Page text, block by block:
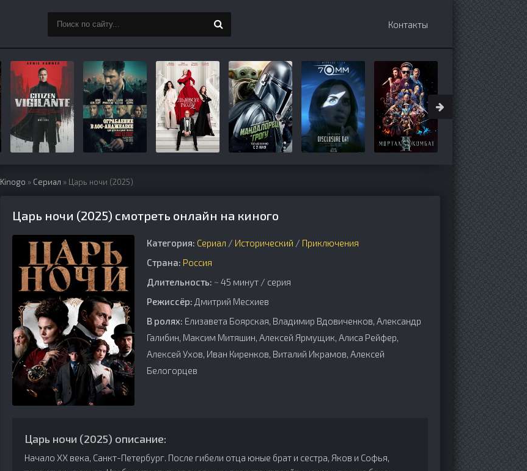
Контакты
Kinogo » Сериал » Царь ночи (2025)
Царь ночи (2025) смотреть онлайн на киного
Категория: Сериал / Исторический / Приключения
Страна: Россия
Длительность: ~ 45 минут / серия
Режиссёр: Дмитрий Месхиев
В ролях: Елизавета Боярская, Владимир Вдовиченков, Александр
Галибин, Максим Митяшин, Алексей Ярмущик, Алиса Рейфер,
Алексей Ухов, Иван Киренков, Виталий Икрамов, Алексей
Белогорцев
Царь ночи (2025) описание:
Начало XX века, Санкт-Петербург. После гибели отца юные брат и сестра, Яков и Софья,